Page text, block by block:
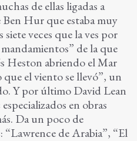
de ellas ligadas a
Ben Hur que estaba muy
veces que la ves por
de la que
Heston abriendo el Mar
el viento se llevó”, un
Y por último David Lean
en obras
Da un poco de
de Arabia”, “El